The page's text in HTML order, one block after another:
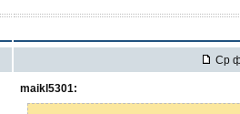
Ср
maikl5301: